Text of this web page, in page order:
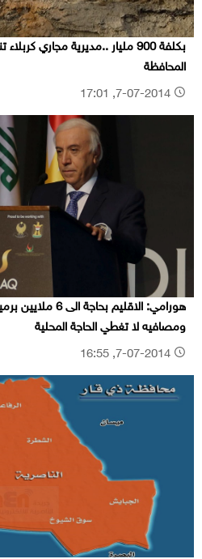
بكلفة 900 مليار ..مديرية مجاري
المحافظة
هورامي: الاقليم
ومصافيه لا تغطي الحاجة المحلية